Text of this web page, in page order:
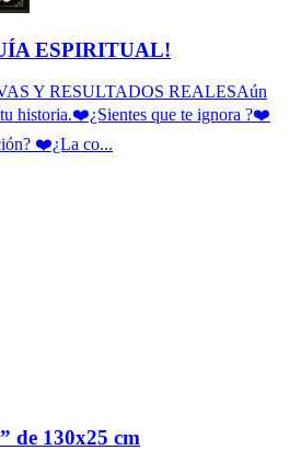
ESPIRITUAL!
Y RESULTADOS REALESAún
tu historia.❤️¿Sientes que te ignora ?❤️
❤️¿La co...
de 130x25 cm